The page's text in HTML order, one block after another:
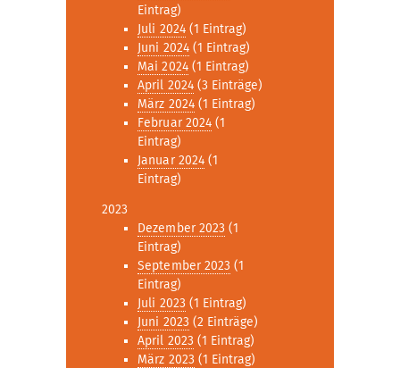
Eintrag)
Juli 2024(1 Eintrag)
Juni 2024(1 Eintrag)
Mai 2024(1 Eintrag)
April 2024 (3 Einträge)
März 2024(1 Eintrag)
Februar 2024 (1
Eintrag)
Januar 2024 (1
Eintrag)
2023
Dezember 2023 (1
Eintrag)
September 2023 (1
Eintrag)
Juli 2023 (1 Eintrag)
Juni 2023 (2 Einträge)
April 2023 (1 Eintrag)
März 2023 (1 Eintrag)